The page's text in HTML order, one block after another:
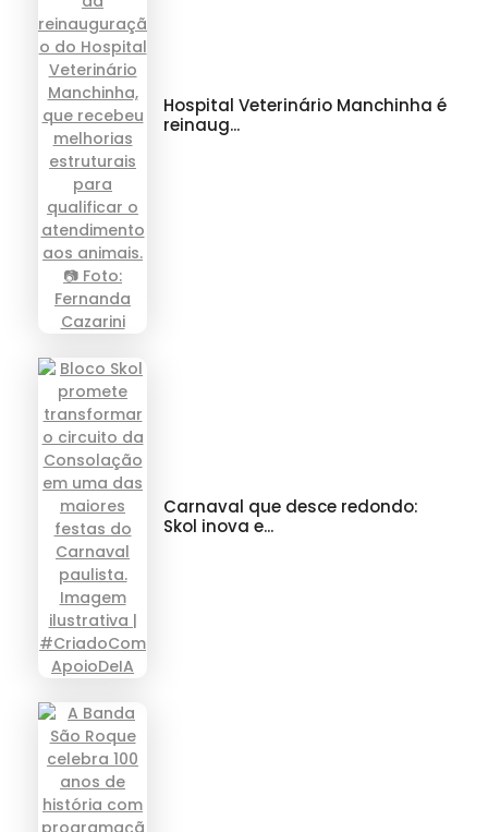
Hospital Veterinário Manchinha é
reinaug...
Carnaval que desce redondo:
Skol inova e...